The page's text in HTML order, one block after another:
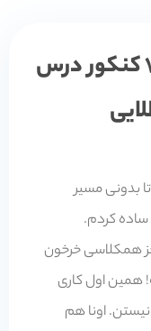
20 نهایی و درصد بالای 70 کنکور درس
بدونی مسیر
کردم.
همکلاسی خرخون
همین اول کاری
اونا هم